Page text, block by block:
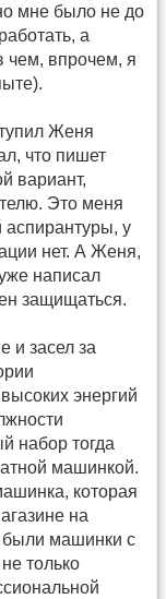
мне было не до
а
чем, впрочем, я
Женя
что пишет
вариант,
Это меня
у
нет. А Женя,
написал
защищаться.
и засел за
энергий
набор тогда
машинкой.
которая
на
были машинки с
только